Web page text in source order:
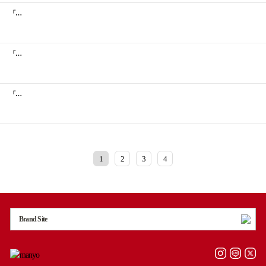
「魔女工場」から2023わんこにゃんエディション限定パッケージが登場！
「魔女工場」から2023さくらエディション限定パッケージが登場！
「魔女工場」乾燥ケアに特化した【パンテトインシリーズ】新発売
1 2 3 4
Brand Site